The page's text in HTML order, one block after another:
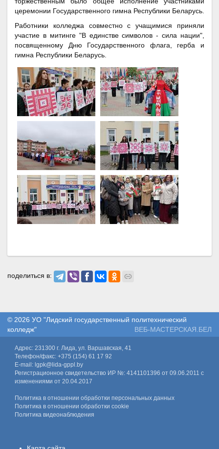
церемонии Государственного гимна Республики Беларусь.
Работники колледжа совместно с учащимися приняли
участие в митинге "В единстве символов - сила нации",
посвященному Дню Государственного флага, герба и
гимна Республики Беларусь.
поделиться в:
© 2026 УО "Лидский государственный политехнический
колледж"
ВЕБ-МАСТЕРСКАЯ.БЕЛ
Адрес: 231300 г. Лида, ул. Варшавская, 41
Телефон/факс: +375 (154) 61 17 92
E-mail: lgpk@lida-gppl.by
Регистрационное свидетельство ИР №: 4141101396 от 09.06.2011 с
изменениями от 20.04.2017
Политика в отношении обработки персональных данных
Политика в отношении обработки cookie
Политика видеонаблюдения